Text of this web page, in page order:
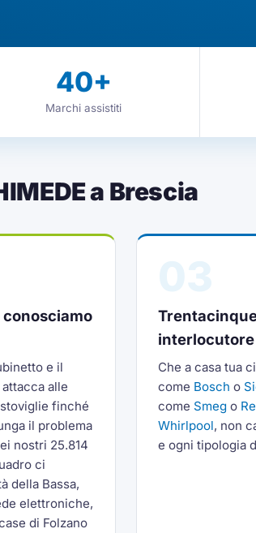
40+
Marchi assistiti
a Brescia
e il
alle
finché
il problema
nostri 25.814
ci
della Bassa,
elettroniche,
di Folzano
interlocutore
Che a casa tua
come Bosch o
come Smego
Whirlpool, non
e ogni tipologia